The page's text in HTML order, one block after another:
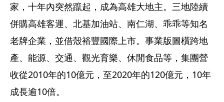
家，十年內突然躥起，成為高雄大地主。三地陸續
併購高雄客運、北基加油站、南仁湖、乖乖等知名
老牌企業，並借殼裕豐國際上市。事業版圖橫跨地
產、能源、交通、觀光育樂、休閒食品等，集團營
收從2010年的10億元，至2020年的120億元，10年
成長逾10倍。